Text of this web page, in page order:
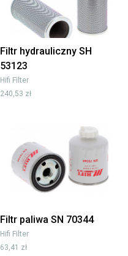
Filtr hydrauliczny SH
53123
Hifi Filter
240,53 zł
Filtr paliwa SN 70344
Hifi Filter
63,41 zł